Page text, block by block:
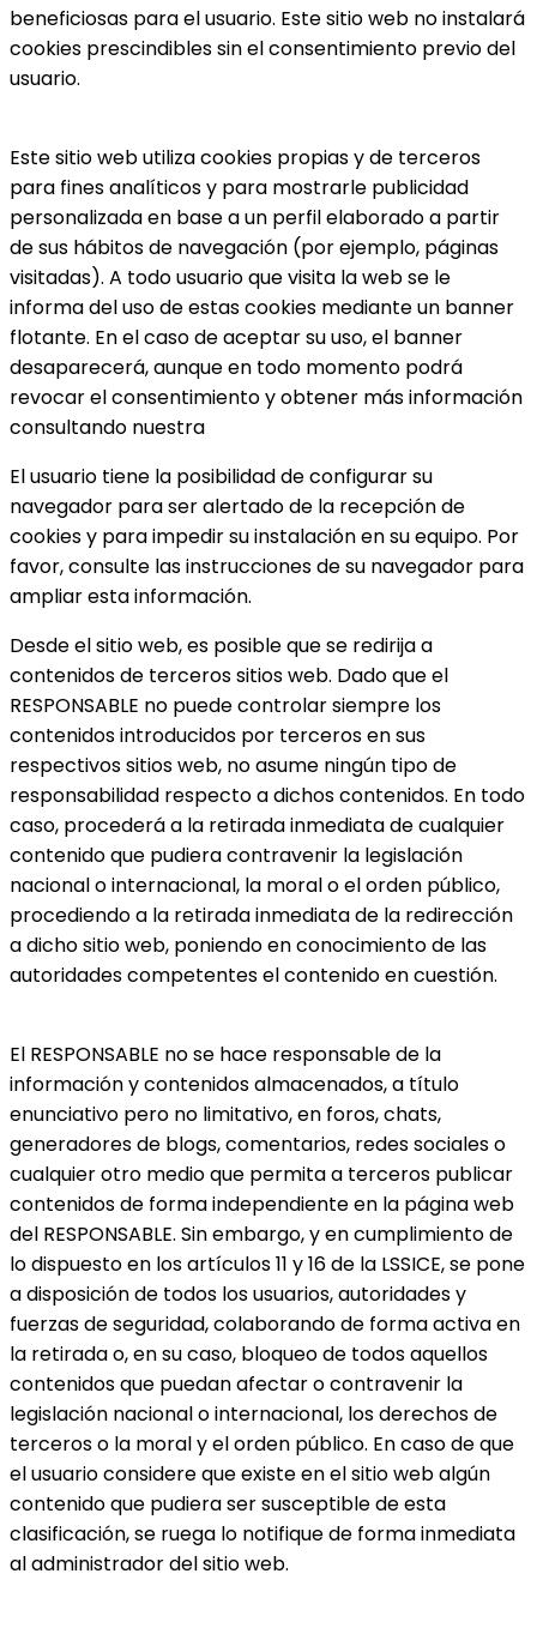
beneficiosas para el usuario. Este sitio web no instalará
cookies prescindibles sin el consentimiento previo del
usuario.
Este sitio web utiliza cookies propias y de terceros
para fines analíticos y para mostrarle publicidad
personalizada en base a un perfil elaborado a partir
de sus hábitos de navegación (por ejemplo, páginas
visitadas). A todo usuario que visita la web se le
informa del uso de estas cookies mediante un banner
flotante. En el caso de aceptar su uso, el banner
desaparecerá, aunque en todo momento podrá
revocar el consentimiento y obtener más información
consultando nuestra
El usuario tiene la posibilidad de configurar su
navegador para ser alertado de la recepción de
cookies y para impedir su instalación en su equipo. Por
favor, consulte las instrucciones de su navegador para
ampliar esta información.
Desde el sitio web, es posible que se redirija a
contenidos de terceros sitios web. Dado que el
RESPONSABLE no puede controlar siempre los
contenidos introducidos por terceros en sus
respectivos sitios web, no asume ningún tipo de
responsabilidad respecto a dichos contenidos. En todo
caso, procederá a la retirada inmediata de cualquier
contenido que pudiera contravenir la legislación
nacional o internacional, la moral o el orden público,
procediendo a la retirada inmediata de la redirección
a dicho sitio web, poniendo en conocimiento de las
autoridades competentes el contenido en cuestión.
El RESPONSABLE no se hace responsable de la
información y contenidos almacenados, a título
enunciativo pero no limitativo, en foros, chats,
generadores de blogs, comentarios, redes sociales o
cualquier otro medio que permita a terceros publicar
contenidos de forma independiente en la página web
del RESPONSABLE. Sin embargo, y en cumplimiento de
lo dispuesto en los artículos 11 y 16 de la LSSICE, se pone
a disposición de todos los usuarios, autoridades y
fuerzas de seguridad, colaborando de forma activa en
la retirada o, en su caso, bloqueo de todos aquellos
contenidos que puedan afectar o contravenir la
legislación nacional o internacional, los derechos de
terceros o la moral y el orden público. En caso de que
el usuario considere que existe en el sitio web algún
contenido que pudiera ser susceptible de esta
clasificación, se ruega lo notifique de forma inmediata
al administrador del sitio web.